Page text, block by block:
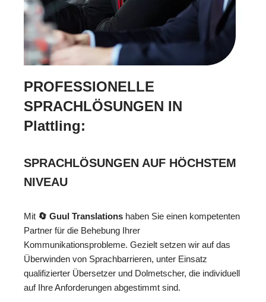
PROFESSIONELLE
SPRACHLÖSUNGEN IN
Plattling:
SPRACHLÖSUNGEN AUF HÖCHSTEM
NIVEAU
Mit 🔄 Guul Translations haben Sie einen kompetenten
Partner für die Behebung Ihrer
Kommunikationsprobleme. Gezielt setzen wir auf das
Überwinden von Sprachbarrieren, unter Einsatz
qualifizierter Übersetzer und Dolmetscher, die individuell
auf Ihre Anforderungen abgestimmt sind.